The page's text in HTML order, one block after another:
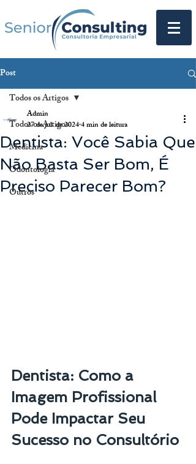
Post
Todos os Artigos
Medicina
Odontologia
Outros
Todos os Artigos
Dentista: Você Sabia Que
Não Basta Ser Bom, É
Preciso Parecer Bom?
Admin
27 de jul. de 20244 min de leitura
Dentista: Como a
Imagem Profissional
Pode Impactar Seu
Sucesso no Consultório